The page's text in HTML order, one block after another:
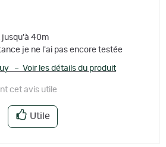
jusqu'à 40m
je ne l'ai pas encore testée
– Voir les détails du produit
cet avis utile
Utile